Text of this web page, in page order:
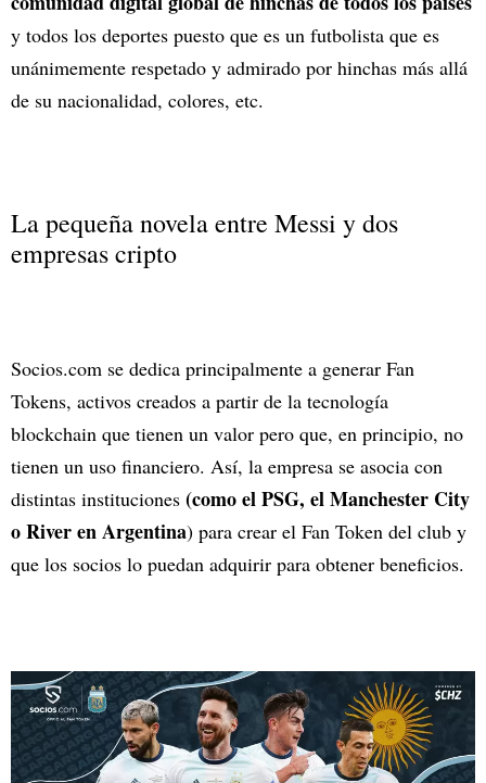
y todos los deportes puesto que es un futbolista que es
unánimemente respetado y admirado por hinchas más allá
de su nacionalidad, colores, etc.
La pequeña novela entre Messi y dos
empresas cripto
Socios.com se dedica principalmente a generar Fan
Tokens, activos creados a partir de la tecnología
blockchain que tienen un valor pero que, en principio, no
tienen un uso financiero. Así, la empresa se asocia con
distintas instituciones (como el PSG, el Manchester City
o River en Argentina) para crear el Fan Token del club y
que los socios lo puedan adquirir para obtener beneficios.